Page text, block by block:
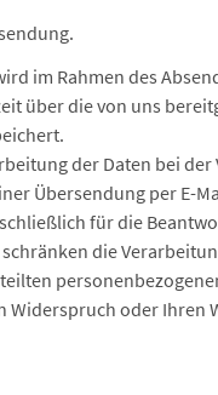
im Rahmen des
über die von uns
der Daten bei
Übersendung per E-
für die
die
Widerspruch oder